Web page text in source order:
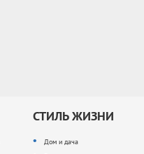
СТИЛЬ ЖИЗНИ
Дом и дача